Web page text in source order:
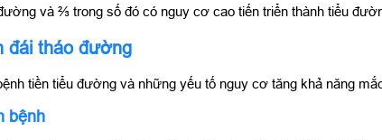
và ⅔ trong số đó có nguy cơ cao tiến triển thành tiểu
đái tháo đường
tiền tiểu đường và những yếu tố nguy cơ tăng khả năng
bệnh